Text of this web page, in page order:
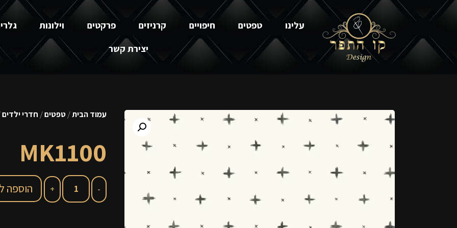
עלינו טפטים חיפויים קרניזים פרקטים וילונות
יצירת קשר
עמוד הבית/טפטים/ חדרי ילדים
MK1100
הוספה